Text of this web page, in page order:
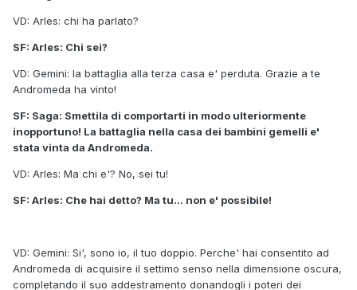
VD: Arles: chi ha parlato?
SF: Arles: Chi sei?
VD: Gemini: la battaglia alla terza casa e' perduta. Grazie a te
Andromeda ha vinto!
SF: Saga: Smettila di comportarti in modo ulteriormente
inopportuno! La battaglia nella casa dei bambini gemelli e'
stata vinta da Andromeda.
VD: Arles: Ma chi e'? No, sei tu!
SF: Arles: Che hai detto? Ma tu... non e' possibile!
VD: Gemini: Si', sono io, il tuo doppio. Perche' hai consentito ad
Andromeda di acquisire il settimo senso nella dimensione oscura,
completando il suo addestramento donandogli i poteri dei